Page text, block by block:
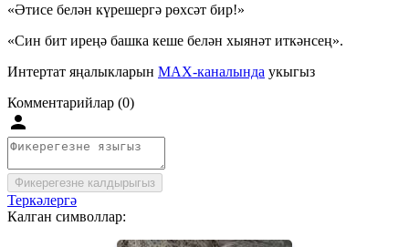
«Әтисе белән күрешергә рөхсәт бир!»
«Син бит иреңә башка кеше белән хыянәт иткәнсең».
Интертат яңалыкларын MAX-каналында укыгыз
Комментарийлар (0)
Фикерегезне калдырыгыз
Теркәлергә
Калган символлар: